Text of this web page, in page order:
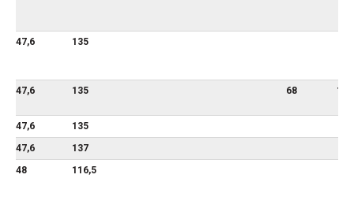
47,6 135
47,6 135 68 111
47,6
135
47,6
137
48
116,5